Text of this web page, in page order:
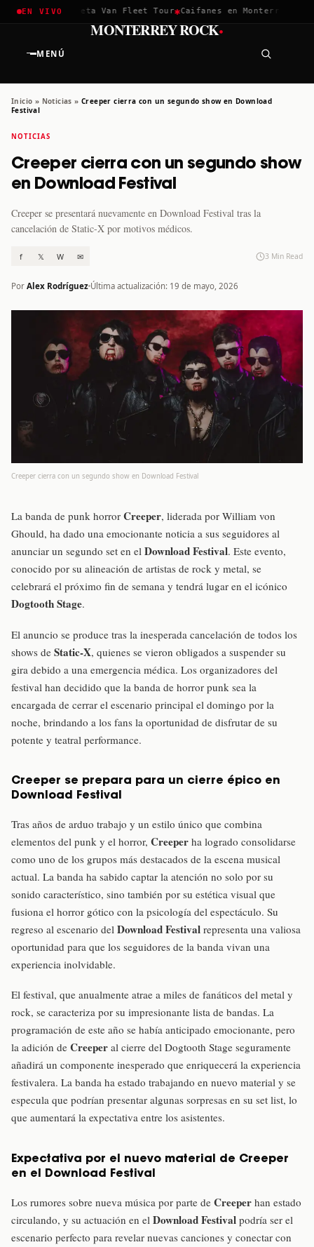
EN VIVO
2026 ✱Greta Van Fleet Tour✱Caifanes en Monterrey · 12
MENÚ
MONTERREY ROCK·
Inicio » Noticias » Creeper cierra con un segundo show en Download
Festival
NOTICIAS
Creeper cierra con un segundo show
en Download Festival
Creeper se presentará nuevamente en Download Festival tras la
cancelación de Static-X por motivos médicos.
f 𝕏 W ✉ 3 Min Read
Por Alex Rodríguez Última actualización: 19 de mayo, 2026
Creeper cierra con un segundo show en Download Festival
La banda de punk horror Creeper, liderada por William von
Ghould, ha dado una emocionante noticia a sus seguidores al
anunciar un segundo set en el Download Festival. Este evento,
conocido por su alineación de artistas de rock y metal, se
celebrará el próximo fin de semana y tendrá lugar en el icónico
Dogtooth Stage.
El anuncio se produce tras la inesperada cancelación de todos los
shows de Static-X, quienes se vieron obligados a suspender su
gira debido a una emergencia médica. Los organizadores del
festival han decidido que la banda de horror punk sea la
encargada de cerrar el escenario principal el domingo por la
noche, brindando a los fans la oportunidad de disfrutar de su
potente y teatral performance.
Creeper se prepara para un cierre épico en
Download Festival
Tras años de arduo trabajo y un estilo único que combina
elementos del punk y el horror, Creeper ha logrado consolidarse
como uno de los grupos más destacados de la escena musical
actual. La banda ha sabido captar la atención no solo por su
sonido característico, sino también por su estética visual que
fusiona el horror gótico con la psicología del espectáculo. Su
regreso al escenario del Download Festival representa una valiosa
oportunidad para que los seguidores de la banda vivan una
experiencia inolvidable.
El festival, que anualmente atrae a miles de fanáticos del metal y
rock, se caracteriza por su impresionante lista de bandas. La
programación de este año se había anticipado emocionante, pero
la adición de Creeper al cierre del Dogtooth Stage seguramente
añadirá un componente inesperado que enriquecerá la experiencia
festivalera. La banda ha estado trabajando en nuevo material y se
especula que podrían presentar algunas sorpresas en su set list, lo
que aumentará la expectativa entre los asistentes.
Expectativa por el nuevo material de Creeper
en el Download Festival
Los rumores sobre nueva música por parte de Creeper han estado
circulando, y su actuación en el Download Festival podría ser el
escenario perfecto para revelar nuevas canciones y conectar con